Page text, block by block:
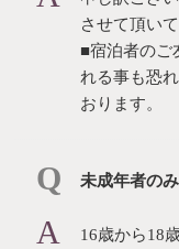
させて頂い
■宿泊者のご
れる事も恐
おります。
未成年者の
16歳から18